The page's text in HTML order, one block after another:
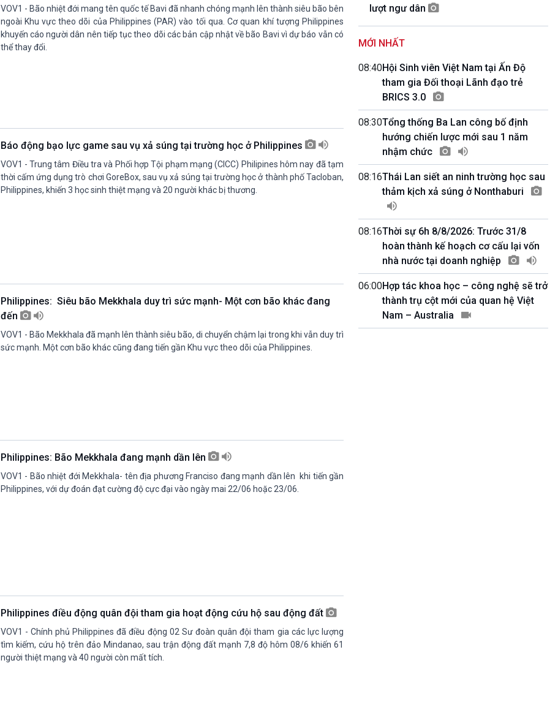
VOV1 - Bão nhiệt đới mang tên quốc tế Bavi đã nhanh chóng mạnh lên thành siêu bão bên
ngoài Khu vực theo dõi của Philippines (PAR) vào tối qua. Cơ quan khí tượng Philippines
khuyến cáo người dân nên tiếp tục theo dõi các bản cập nhật về bão Bavi vì dự báo vẫn có
thể thay đổi.
Báo động bạo lực game sau vụ xả súng tại trường học ở Philippines
VOV1 - Trung tâm Điều tra và Phối hợp Tội phạm mạng (CICC) Philipines hôm nay đã tạm
thời cấm ứng dụng trò chơi GoreBox, sau vụ xả súng tại trường học ở thành phố Tacloban,
Philippines, khiến 3 học sinh thiệt mạng và 20 người khác bị thương.
Philippines: Siêu bão Mekkhala duy trì sức mạnh- Một cơn bão khác đang
đến
VOV1 - Bão Mekkhala đã mạnh lên thành siêu bão, di chuyển chậm lại trong khi vẫn duy trì
sức mạnh. Một cơn bão khác cũng đang tiến gần Khu vực theo dõi của Philippines.
Philippines: Bão Mekkhala đang mạnh dần lên
VOV1 - Bão nhiệt đới Mekkhala- tên địa phương Franciso đang mạnh dần lên khi tiến gần
Philippines, với dự đoán đạt cường độ cực đại vào ngày mai 22/06 hoặc 23/06.
Philippines điều động quân đội tham gia hoạt động cứu hộ sau động đất
VOV1 - Chính phủ Philippines đã điều động 02 Sư đoàn quân đội tham gia các lực lượng
tìm kiếm, cứu hộ trên đảo Mindanao, sau trận động đất mạnh 7,8 độ hôm 08/6 khiến 61
người thiệt mạng và 40 người còn mất tích.
11h30-11h35
Kết nối 54 (phát lại Thứ Tư)
Quảng cáo
11h59-12h00
Báo giờ
12h00-12h57
Thời sự trưa (trực tiếp)
12h57-13h00
Quảng cáo
Câu lạc bộ Âm nhạc
13h30-13h45
Sống chung với biến đổi khí hậu (Phát lại
13h45-14h00
Người Việt ở nước ngoài với quê hương
Ca nhạc Chào Năm mới (Phát lại)
Bản tin Thời sự
15h15-15h20
Quảng cáo
15h20-15h50
lượt ngư dân
MỚI NHẤT
08:40Hội Sinh viên Việt Nam tại Ấn Độ
tham gia Đối thoại Lãnh đạo trẻ
BRICS 3.0
08:30Tổng thống Ba Lan công bố định
hướng chiến lược mới sau 1 năm
nhậm chức
08:16Thái Lan siết an ninh trường học sau
thảm kịch xả súng ở Nonthaburi
08:16Thời sự 6h 8/8/2026: Trước 31/8
hoàn thành kế hoạch cơ cấu lại vốn
nhà nước tại doanh nghiệp
06:00Hợp tác khoa học – công nghệ sẽ trở
thành trụ cột mới của quan hệ Việt
Nam – Australia